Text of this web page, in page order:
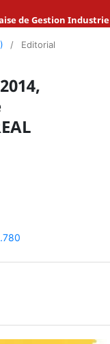
de Gestion
/ Editorial